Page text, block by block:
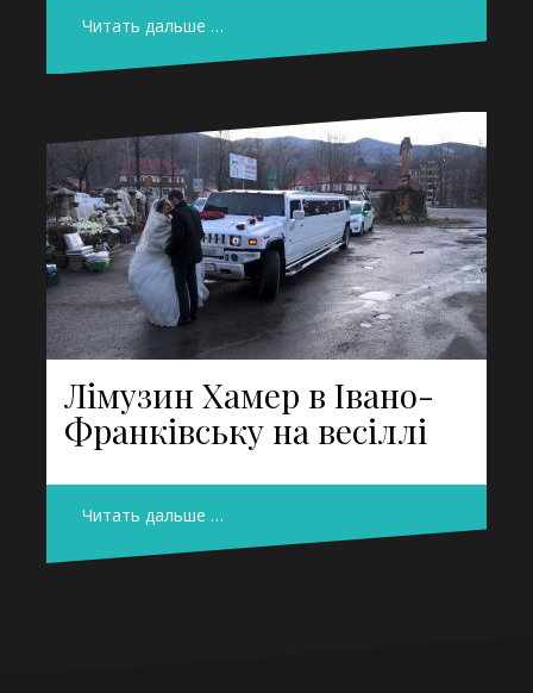
Читать дальше …
Лімузин Хамер в Івано-
Франківську на весіллі
Читать дальше …